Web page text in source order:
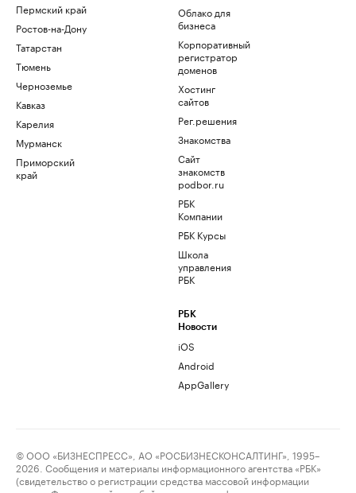
Пермский край
Ростов-на-Дону
Татарстан
Тюмень
Черноземье
Кавказ
Карелия
Мурманск
Приморский
край
Облако для
бизнеса
Корпоративный
регистратор
доменов
Хостинг
сайтов
Рег.решения
Знакомства
Сайт
знакомств
podbor.ru
РБК
Компании
РБК Курсы
Школа
управления
РБК
РБК
Новости
iOS
Android
AppGallery
© ООО «БИЗНЕСПРЕСС», АО «РОСБИЗНЕСКОНСАЛТИНГ», 1995–
2026. Сообщения и материалы информационного агентства «РБК»
(свидетельство о регистрации средства массовой информации